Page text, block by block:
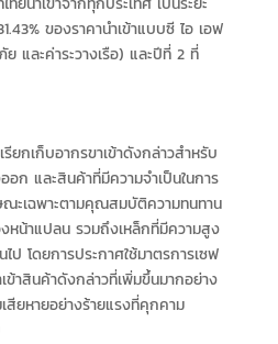
ของราคานำเข้าแบบซี ไอ เอฟ
และค่าระวางเรือ) และปีที่ 2 ที่
ยกเก็บอากรขาเข้าดังกล่าวสำหรับ
อก และสินค้าที่มีความจำเป็นในการ
ะเฉพาะตามคุณสมบัติความทนทาน
หน้าแปลน รวมถึงเหล็กที่มีความสูง
ป โดยการประกาศใช้มาตรการเซฟ
ข้าสินค้าดังกล่าวที่เพิ่มขึ้นมากอย่าง
สียหายอย่างร้ายแรงที่คุกคาม